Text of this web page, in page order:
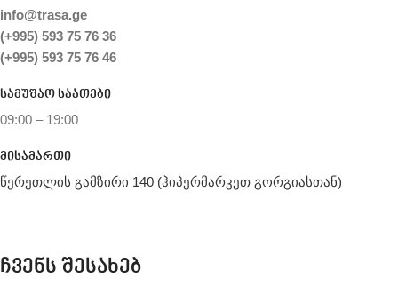
info@trasa.ge
(+995) 593 75 76 36
(+995) 593 75 76 46
სამუშაო საათები
09:00 – 19:00
მისამართი
წერეთლის გამზირი 140 (ჰიპერმარკეთ გორგიასთან)
ჩვენს შესახებ